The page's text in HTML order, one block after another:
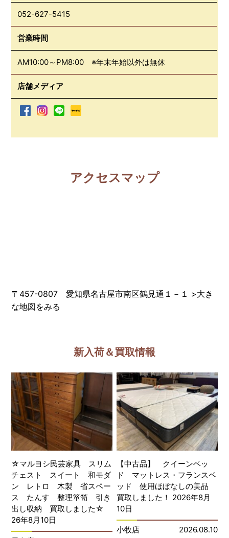
052-627-5415
営業時間
AM10:00～PM8:00 ※年末年始以外は無休
店舗メディア
アクセスマップ
〒457-0807 愛知県名古屋市南区鶴見通１－１ >大き
な地図をみる
新入荷＆買取情報
☆マルヨシ民芸家具 スリム
チェスト スイート 和モダ
ン レトロ 木製 省スペー
ス たんす 整理箪笥 引き
出し収納 買取しました☆
26年8月10日
【中古品】 クイーンベッ
ド マットレス・フランスベ
ッド 使用ほぼなしの美品
買取しました！ 2026年8月
10日
小牧店 2026.08.10